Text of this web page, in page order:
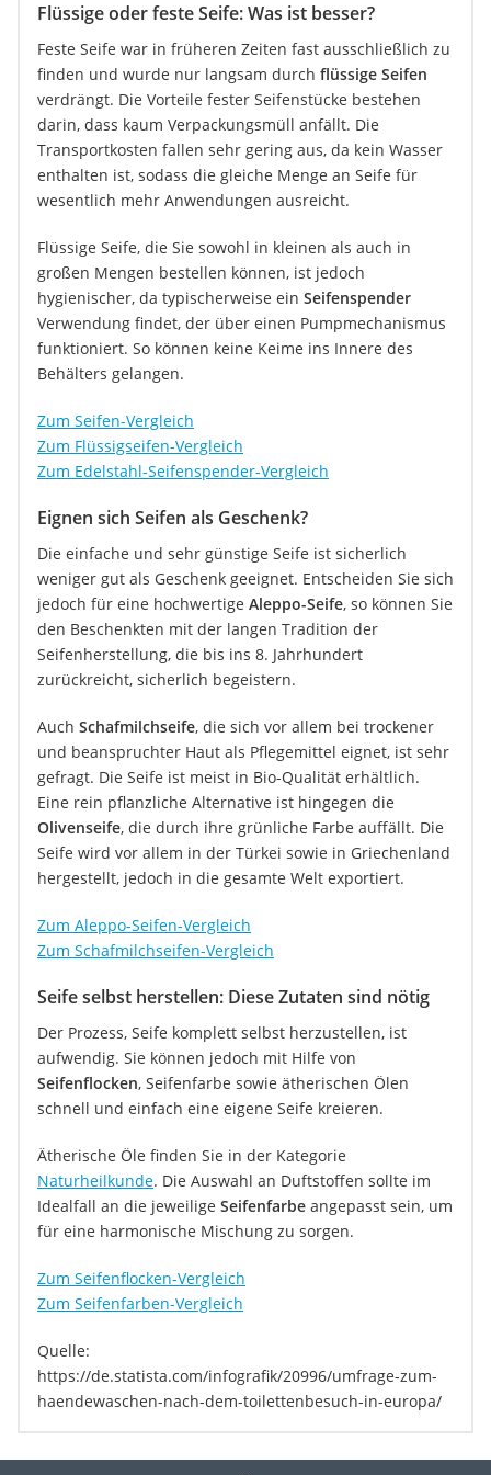
Flüssige oder feste Seife: Was ist besser?
Feste Seife war in früheren Zeiten fast ausschließlich zu
finden und wurde nur langsam durch flüssige Seifen
verdrängt. Die Vorteile fester Seifenstücke bestehen
darin, dass kaum Verpackungsmüll anfällt. Die
Transportkosten fallen sehr gering aus, da kein Wasser
enthalten ist, sodass die gleiche Menge an Seife für
wesentlich mehr Anwendungen ausreicht.
Flüssige Seife, die Sie sowohl in kleinen als auch in
großen Mengen bestellen können, ist jedoch
hygienischer, da typischerweise ein Seifenspender
Verwendung findet, der über einen Pumpmechanismus
funktioniert. So können keine Keime ins Innere des
Behälters gelangen.
Zum Seifen-Vergleich
Zum Flüssigseifen-Vergleich
Zum Edelstahl-Seifenspender-Vergleich
Eignen sich Seifen als Geschenk?
Die einfache und sehr günstige Seife ist sicherlich
weniger gut als Geschenk geeignet. Entscheiden Sie sich
jedoch für eine hochwertige Aleppo-Seife, so können Sie
den Beschenkten mit der langen Tradition der
Seifenherstellung, die bis ins 8. Jahrhundert
zurückreicht, sicherlich begeistern.
Auch Schafmilchseife, die sich vor allem bei trockener
und beanspruchter Haut als Pflegemittel eignet, ist sehr
gefragt. Die Seife ist meist in Bio-Qualität erhältlich.
Eine rein pflanzliche Alternative ist hingegen die
Olivenseife, die durch ihre grünliche Farbe auffällt. Die
Seife wird vor allem in der Türkei sowie in Griechenland
hergestellt, jedoch in die gesamte Welt exportiert.
Zum Aleppo-Seifen-Vergleich
Zum Schafmilchseifen-Vergleich
Seife selbst herstellen: Diese Zutaten sind nötig
Der Prozess, Seife komplett selbst herzustellen, ist
aufwendig. Sie können jedoch mit Hilfe von
Seifenflocken, Seifenfarbe sowie ätherischen Ölen
schnell und einfach eine eigene Seife kreieren.
Ätherische Öle finden Sie in der Kategorie
Naturheilkunde. Die Auswahl an Duftstoffen sollte im
Idealfall an die jeweilige Seifenfarbe angepasst sein, um
für eine harmonische Mischung zu sorgen.
Zum Seifenflocken-Vergleich
Zum Seifenfarben-Vergleich
Quelle:
https://de.statista.com/infografik/20996/umfrage-zum-
haendewaschen-nach-dem-toilettenbesuch-in-europa/